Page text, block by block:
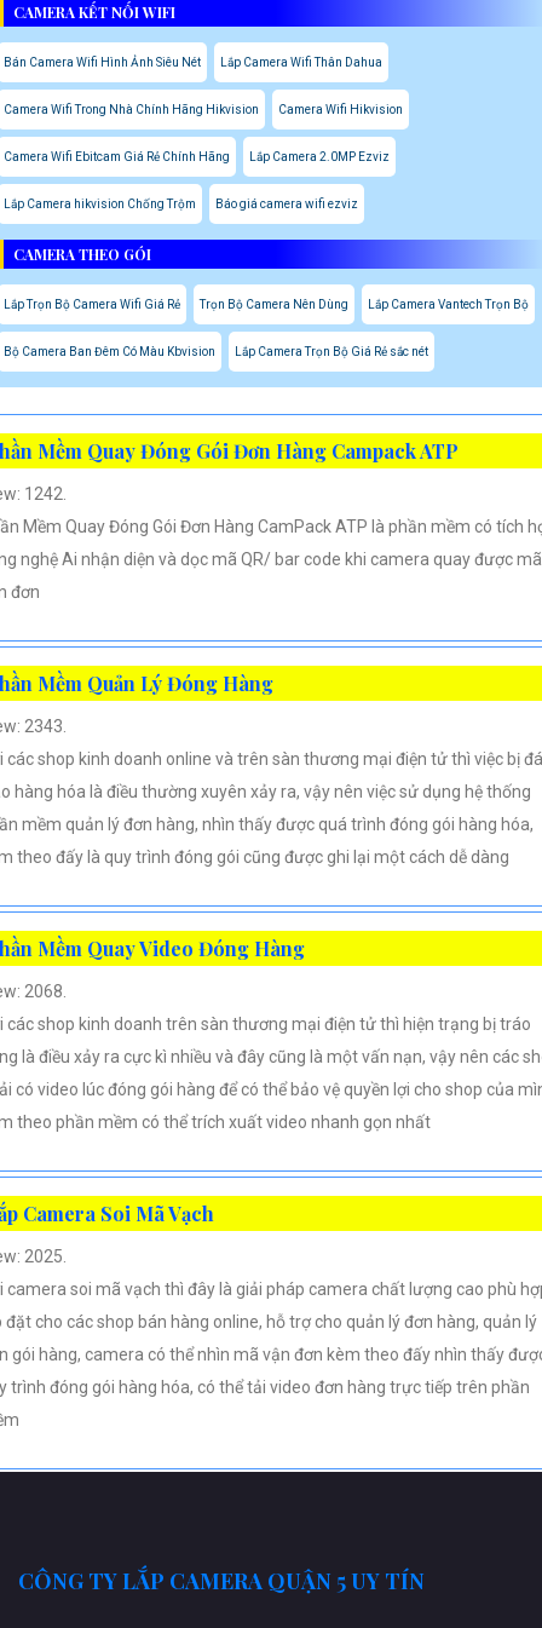
CAMERA KẾT NỐI WIFI
Bán Camera Wifi Hình Ảnh Siêu Nét Lắp Camera Wifi Thân Dahua
Camera Wifi Trong Nhà Chính Hãng Hikvision Camera Wifi Hikvision
Camera Wifi Ebitcam Giá Rẻ Chính Hãng Lắp Camera 2.0MP Ezviz
Lắp Camera hikvision Chống Trộm Báo giá camera wifi ezviz
CAMERA THEO GÓI
Lắp Trọn Bộ Camera Wifi Giá Rẻ Trọn Bộ Camera Nên Dùng Lắp Camera Vantech Trọn Bộ
Bộ Camera Ban Đêm Có Màu Kbvision Lắp Camera Trọn Bộ Giá Rẻ sắc nét
Mềm Quay Đóng Gói Đơn Hàng Campack ATP
1242.
Mềm Quay Đóng Gói Đơn Hàng CamPack ATP là phần mềm có tích
nghệ Ai nhận diện và dọc mã QR/ bar code khi camera quay được mã
đơn
Mềm Quản Lý Đóng Hàng
2343.
các shop kinh doanh online và trên sàn thương mại điện tử thì việc bị
hàng hóa là điều thường xuyên xảy ra, vậy nên việc sử dụng hệ thống
mềm quản lý đơn hàng, nhìn thấy được quá trình đóng gói hàng hóa,
theo đấy là quy trình đóng gói cũng được ghi lại một cách dễ dàng
Mềm Quay Video Đóng Hàng
2068.
các shop kinh doanh trên sàn thương mại điện tử thì hiện trạng bị tráo
là điều xảy ra cực kì nhiều và đây cũng là một vấn nạn, vậy nên các
có video lúc đóng gói hàng để có thể bảo vệ quyền lợi cho shop của
theo phần mềm có thể trích xuất video nhanh gọn nhất
Camera Soi Mã Vạch
2025.
camera soi mã vạch thì đây là giải pháp camera chất lượng cao phù
đặt cho các shop bán hàng online, hỗ trợ cho quản lý đơn hàng, quản lý
gói hàng, camera có thể nhìn mã vận đơn kèm theo đấy nhìn thấy
trình đóng gói hàng hóa, có thể tải video đơn hàng trực tiếp trên phần
CÔNG TY LẮP CAMERA QUẬN 5 UY TÍN